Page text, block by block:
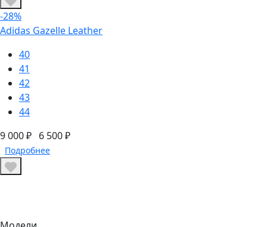
-28%
Adidas Gazelle Leather
40
41
42
43
44
9 000 ₽ 6 500 ₽
Подробнее